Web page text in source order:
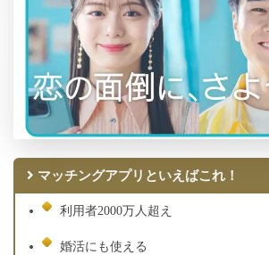
マッチングアプリといえばこれ！
利用者2000万人超え
婚活にも使える